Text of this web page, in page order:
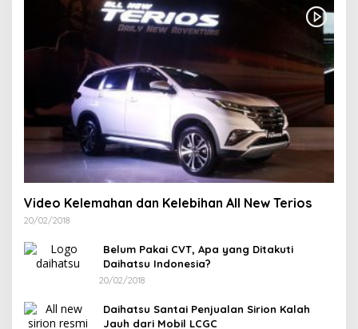
Video Kelemahan dan Kelebihan All New Terios
20/02/2018
Belum Pakai CVT, Apa yang Ditakuti
Daihatsu Indonesia?
20/02/2018
Daihatsu Santai Penjualan Sirion Kalah
Jauh dari Mobil LCGC